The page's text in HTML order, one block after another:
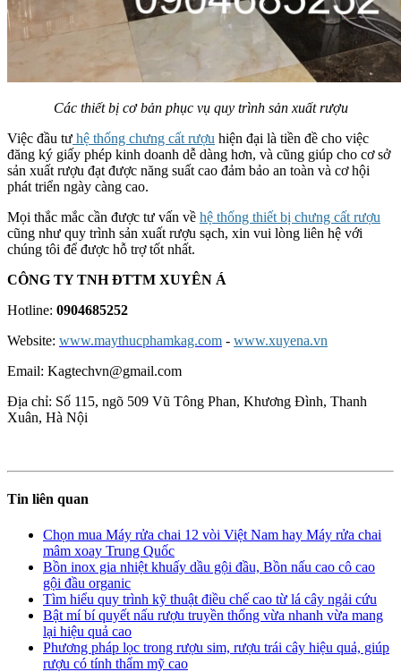
Các thiết bị cơ bản phục vụ quy trình sản xuất rượu
Việc đầu tư hệ thống chưng cất rượu hiện đại là tiền đề cho việc
đăng ký giấy phép kinh doanh dễ dàng hơn, và cũng giúp cho cơ sở
sản xuất rượu đạt được năng suất cao đảm bảo an toàn và cơ hội
phát triển ngày càng cao.
Mọi thắc mắc cần được tư vấn về hệ thống thiết bị chưng cất rượu
cũng như quy trình sản xuất rượu sạch, xin vui lòng liên hệ với
chúng tôi để được hỗ trợ tốt nhất.
CÔNG TY TNH ĐTTM XUYÊN Á
Hotline: 0904685252
Website: www.maythucphamkag.com - www.xuyena.vn
Email: Kagtechvn@gmail.com
Địa chỉ: Số 115, ngõ 509 Vũ Tông Phan, Khương Đình, Thanh
Xuân, Hà Nội
Tin liên quan
Chọn mua Máy rửa chai 12 vòi Việt Nam hay Máy rửa chai
mâm xoay Trung Quốc
Bồn inox gia nhiệt khuấy dầu gội đầu, Bồn nấu cao cô cao
gội đầu organic
Tìm hiểu quy trình kỹ thuật điều chế cao từ lá cây ngải cứu
Bật mí bí quyết nấu rượu truyền thống vừa nhanh vừa mang
lại hiệu quả cao
Phương pháp lọc trong rượu sim, rượu trái cây hiệu quả, giúp
rượu có tính thẩm mỹ cao